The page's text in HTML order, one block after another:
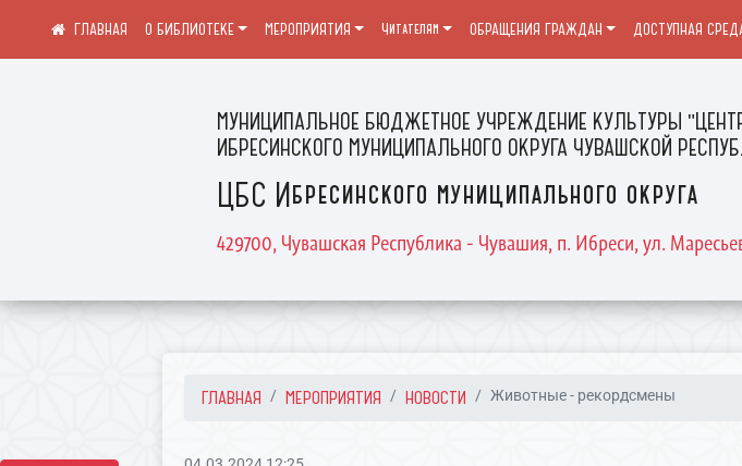
МУНИЦИПАЛЬНОЕ БЮДЖЕТНОЕ УЧРЕЖДЕНИЕ КУЛЬТУРЫ
ИБРЕСИНСКОГО МУНИЦИПАЛЬНОГО ОКРУГА ЧУВАШСКОЙ
ЦБС Ибресинского муниципального округа
429700, Чувашская Республика - Чувашия, п. Ибреси, ул.
О БИБЛИОТЕКЕ МЕРОПРИЯТИЯ Читателям ОБРАЩЕНИЯ ГРАЖДАН ДОСТУПНАЯ
ГЛАВНАЯ МЕРОПРИЯТИЯ НОВОСТИ Животные - рекордсмены